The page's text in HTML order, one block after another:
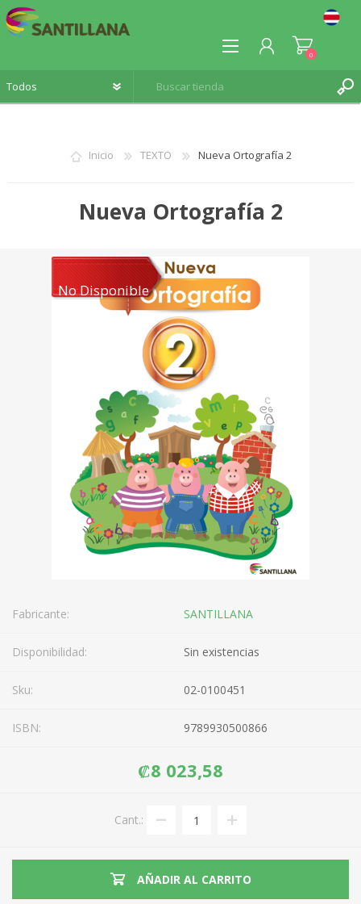
INICIA SESIÓN
0
Inicio TEXTO Nueva Ortografía 2
Nueva Ortografía 2
No Disponible
Fabricante: SANTILLANA
Disponibilidad: Sin existencias
Sku: 02-0100451
ISBN: 9789930500866
₡8 023,58
Cant.:
AÑADIR AL CARRITO